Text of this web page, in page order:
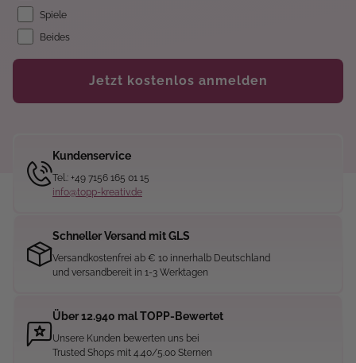
Spiele
Beides
Jetzt kostenlos anmelden
Kundenservice
Tel.: +49 7156 165 01 15
info@topp-kreativ.de
Schneller Versand mit GLS
Versandkostenfrei ab € 10 innerhalb Deutschland
und versandbereit in 1-3 Werktagen
Über 12.940 mal TOPP-Bewertet
Unsere Kunden bewerten uns bei
Trusted Shops mit 4.40/5.00 Sternen